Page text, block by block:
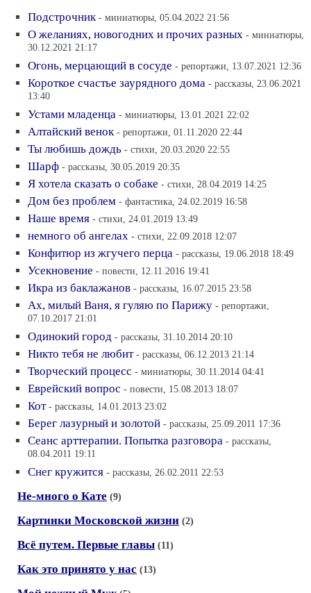
Подстрочник - миниатюры, 05.04.2022 21:56
О желаниях, новогодних и прочих разных - миниатюры,
30.12.2021 21:17
Огонь, мерцающий в сосуде - репортажи, 13.07.2021 12:36
Короткое счастье заурядного дома - рассказы, 23.06.2021
13:40
Устами младенца - миниатюры, 13.01.2021 22:02
Алтайский венок - репортажи, 01.11.2020 22:44
Ты любишь дождь - стихи, 20.03.2020 22:55
Шарф - рассказы, 30.05.2019 20:35
Я хотела сказать о собаке - стихи, 28.04.2019 14:25
Дом без проблем - фантастика, 24.02.2019 16:58
Наше время - стихи, 24.01.2019 13:49
немного об ангелах - стихи, 22.09.2018 12:07
Конфитюр из жгучего перца - рассказы, 19.06.2018 18:49
Усекновение - повести, 12.11.2016 19:41
Икра из баклажанов - рассказы, 16.07.2015 23:58
Ах, милый Ваня, я гуляю по Парижу - репортажи,
07.10.2017 21:01
Одинокий город - рассказы, 31.10.2014 20:10
Никто тебя не любит - рассказы, 06.12.2013 21:14
Творческий процесс - миниатюры, 30.11.2014 04:41
Еврейский вопрос - повести, 15.08.2013 18:07
Кот - рассказы, 14.01.2013 23:02
Берег лазурный и золотой - рассказы, 25.09.2011 17:36
Сеанс арттерапии. Попытка разговора - рассказы,
08.04.2011 19:11
Снег кружится - рассказы, 26.02.2011 22:53
Не-много о Кате (9)
Картинки Московской жизни (2)
Всё путем. Первые главы (11)
Как это принято у нас (13)